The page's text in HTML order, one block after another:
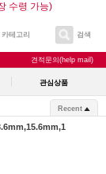
수령 가능)
카테고리 검색
견적문의(help mail)
관심상품
Recent